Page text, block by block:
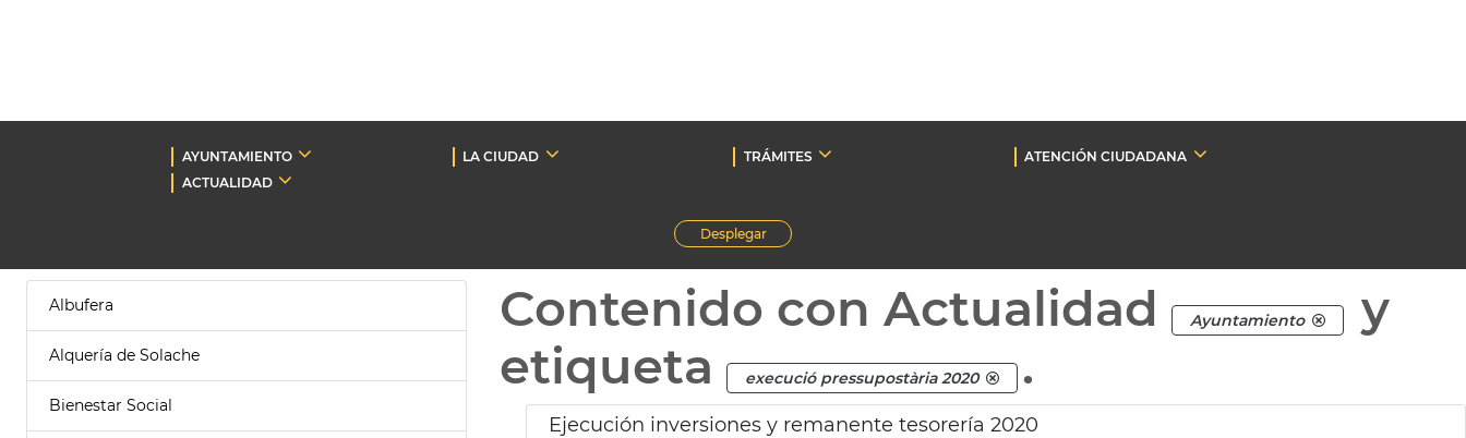
AYUNTAMIENTO LA CIUDAD TRÁMITES
ATENCIÓN CIUDADANA
ACTUALIDAD
Desplegar
Albufera
Alquería de Solache
Bienestar Social
Contenido con Actualidad Ayuntamiento
y
etiqueta
execució pressupostària 2020 .
Ejecución inversiones y remanente tesorería 2020